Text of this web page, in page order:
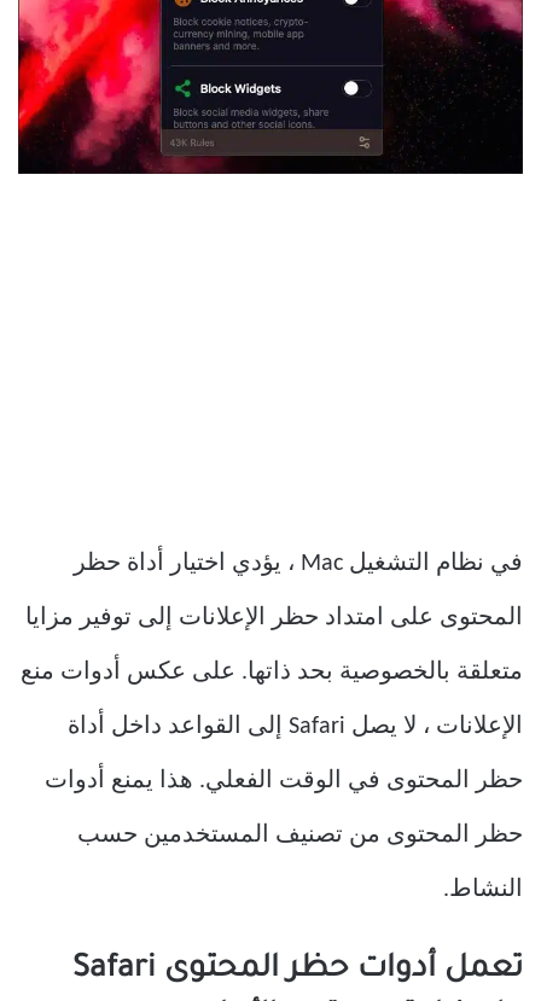
في نظام التشغيل Mac ، يؤدي اختيار أداة حظر
المحتوى على امتداد حظر الإعلانات إلى توفير مزايا
متعلقة بالخصوصية بحد ذاتها. على عكس أدوات منع
الإعلانات ، لا يصل Safari إلى القواعد داخل أداة
حظر المحتوى في الوقت الفعلي. هذا يمنع أدوات
حظر المحتوى من تصنيف المستخدمين حسب
النشاط.
تعمل أدوات حظر المحتوى Safari